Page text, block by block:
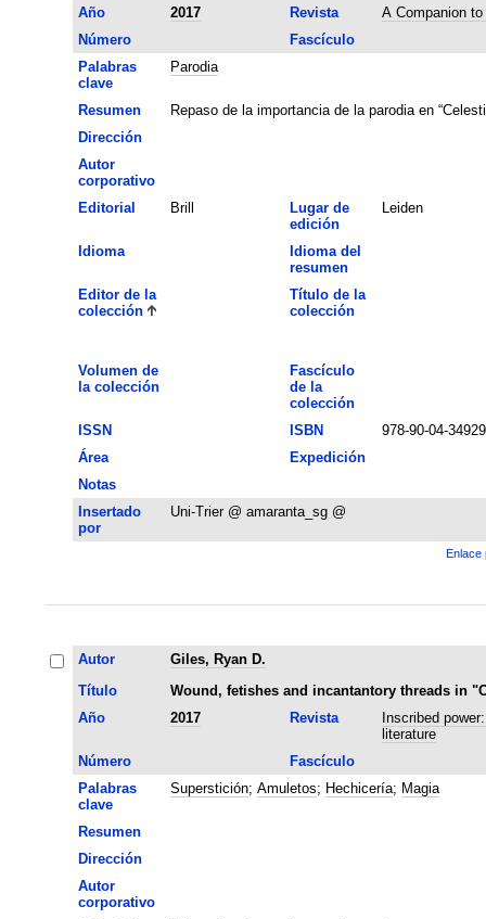
Año
2017 Revista
A Companion
Número
Fascículo
Palabras
clave
Parodia
Resumen
Repaso de la importancia de la parodia en
Dirección
Autor
corporativo
Editorial
Brill
Lugar de
edición
Leiden
Idioma
Idioma del
resumen
Editor de la
colección
Título de la
colección
Volumen de
la colección
Fascículo
de la
colección
ISSN
ISBN
978-90-04-
Área
Expedición
Notas
Insertado
por
Uni-Trier @ amaranta_sg @
Enlace
Autor
Giles, Ryan D.
Título
Wound, fetishes and incantantory threads in
Año
2017 Revista
Inscribed
literature
Número
Fascículo
Palabras
clave
Superstición; Amuletos; Hechicería; Magia
Resumen
Dirección
Autor
corporativo